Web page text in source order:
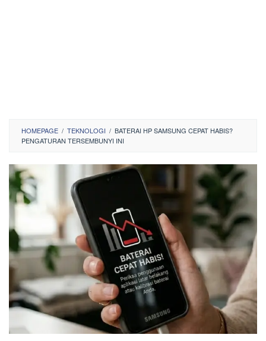
HOMEPAGE / TEKNOLOGI / BATERAI HP SAMSUNG CEPAT HABIS?
PENGATURAN TERSEMBUNYI INI